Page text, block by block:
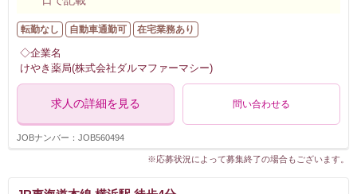
転勤なし 自動車通勤可 在宅業務あり
◇企業名
けやき薬局(株式会社ダルマファーマシー)
求人の詳細を見る 問い合わせる
JOBナンバー：JOB560494
※応募状況によって募集終了の場合もございます。